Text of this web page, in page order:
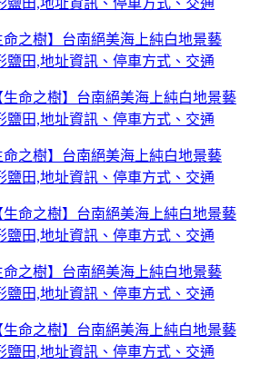
之樹】台南絕美海上純白地景藝
鹽田,地址資訊、停車方式、交通
之樹】台南絕美海上純白地景藝
鹽田,地址資訊、停車方式、交通
之樹】台南絕美海上純白地景藝
鹽田,地址資訊、停車方式、交通